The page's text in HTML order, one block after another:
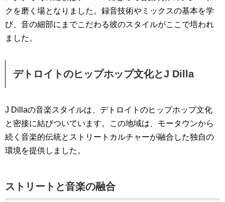
クを磨く場となりました。録音技術やミックスの基本を学
び、音の細部にまでこだわる彼のスタイルがここで培われ
ました。
デトロイトのヒップホップ文化とJ Dilla
J Dillaの音楽スタイルは、デトロイトのヒップホップ文化
と密接に結びついています。この地域は、モータウンから
続く音楽的伝統とストリートカルチャーが融合した独自の
環境を提供しました。
ストリートと音楽の融合